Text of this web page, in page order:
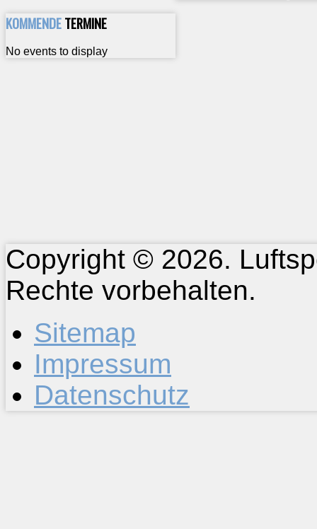
KOMMENDETERMINE
No events to display
Copyright © 2026.
Rechte vorbehalten.
Sitemap
Impressum
Datenschutz